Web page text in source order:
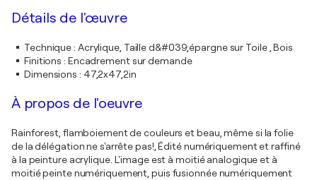
Détails de l'œuvre
Technique: Acrylique, Taille d&#039;épargne sur Toile , Bois
Finitions : Encadrement sur demande
Dimensions : 47,2x47,2in
À propos de l'oeuvre
Rainforest, flamboiement de couleurs et beau, même si la folie
de la délégation ne s'arrête pas!, Édité numériquement et raffiné
à la peinture acrylique. L'image est à moitié analogique et à
moitié peinte numériquement, puis fusionnée numériquement